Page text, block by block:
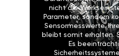
nicht die
Parameter, sondern
Sensormesswerte.
bleibt somit erhalten.
Es